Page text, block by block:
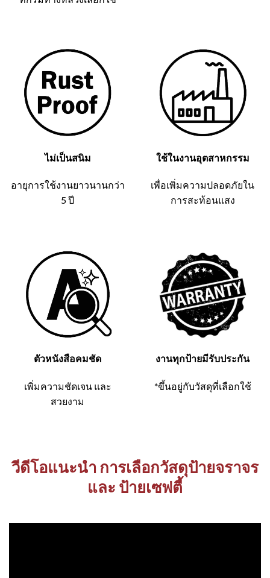
ไม่เป็นสนิม
อายุการใช้งานยาวนานกว่า
5 ปี
ใช้ในงานอุตสาหกรรม
เพื่อเพิ่มความปลอดภัยใน
การสะท้อนแสง
ตัวหนังสือคมชัด
เพิ่มความชัดเจน และ
สวยงาม
งานทุกป้ายมีรับประกัน
*ขึ้นอยู่กับวัสดุที่เลือกใช้
วีดีโอแนะนำ การเลือกวัสดุป้ายจราจร
และ ป้ายเซฟตี้